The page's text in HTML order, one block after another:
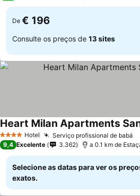
De € 196
Consulte os preços de 13 sites
4 EstrelasHotel Serviço profissional de babá
Heart Milan Apartments
9,4 Excelente 3.362 a 0.1 km de
Selecione as datas para ver os
exatos.